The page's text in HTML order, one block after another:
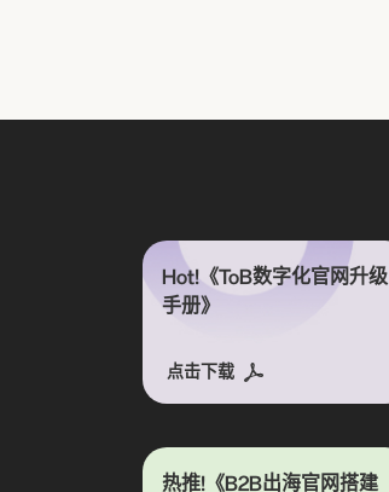
Hot!《ToB数字化官网升级
手册》
点击下载
热推!《B2B出海官网搭建